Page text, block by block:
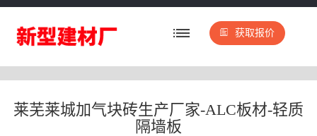
获取报价
莱芜莱城加气块砖生产厂家-ALC板材-轻质
隔墙板